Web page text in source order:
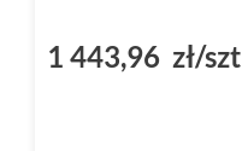
1 443,96 zł/szt